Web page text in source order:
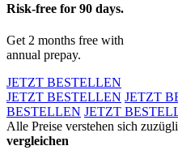
Risk-free for 90 days.
Get 2 months free with
annual prepay.
JETZT BESTELLEN
JETZT BESTELLEN JETZT
BESTELLEN JETZT
Alle Preise verstehen sich
vergleichen